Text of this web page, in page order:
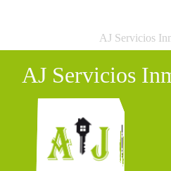
AJ Servicios
AJ Servicios